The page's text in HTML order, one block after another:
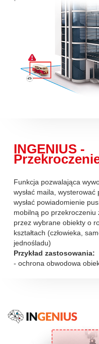
INGENIUS -
Funkcja pozwalająca
wysłać maila, wysterować
wysłać powiadomienie
mobilną po przekroczeniu
przez wybrane obiekty o
kształtach (człowieka,
jednośladu)
Przykład zastosowania:
- ochrona obwodowa